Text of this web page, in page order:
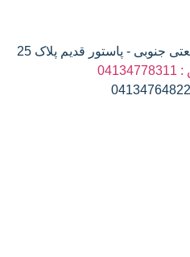
جنوبی - پاستور قدیم پلاک 25